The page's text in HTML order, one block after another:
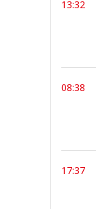
13:32
08:38
17:37